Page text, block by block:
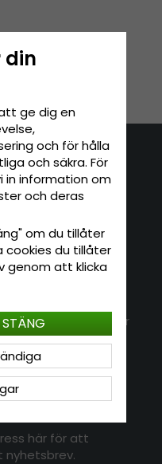
Information
Populära sökningar
Nyhetsbrev
Om cookies
här för att
nyhetsbrev.
din
ge dig en
och för hålla
och säkra. För
in information om
och deras
om du tillåter
cookies du tillåter
genom att klicka